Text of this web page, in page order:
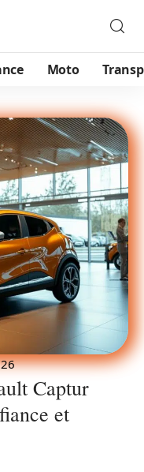
Moto
Captur
et